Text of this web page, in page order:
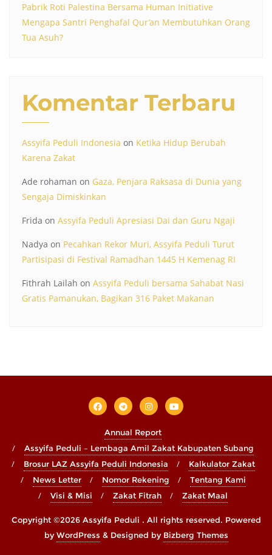
Pabrik Roti Palestina Bersama Human Initiative
Mengapa Santri Penghafal Qur’an Membutuhkan Orang
Tua Asuh?
Komentar Terbaru
Assyifa Peduli Indonesia on Ketika Hidup Berubah
Karena Zakat
Ade rohaman on Gaza, Penjara Raksasa di Dunia yang
Sengaja Dimiskinkan
Frida on Assyifa Peduli Apresiasi Dai dan Guru Ngaji
Nadya on Pecahkan Rekor Muri, Assyifa Peduli Turut
Partisipasi di Festival Ramadhan 1445 H Kemenag RI
Fithrah Lailah on Assyifa Peduli bersama Sahabat Nasi
Gratis Pamanukan, Bagikan 316 Paket Makanan
Annual Report
Assyifa Peduli – Lembaga Amil Zakat Kabupaten Subang
Brosur LAZ Assyifa Peduli Indonesia
Kalkulator Zakat
News Letter
Nomor Rekening
Tentang Kami
Visi & Misi
Zakat Fitrah Zakat Maal
Copyright ©2026 Assyifa Peduli . All rights reserved. Powered
byWordPress & Designed by Bizberg Themes